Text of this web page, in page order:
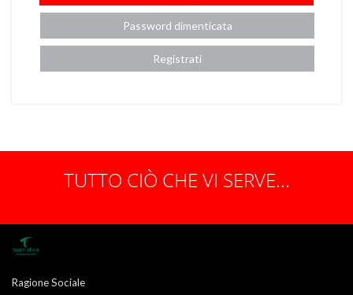
Password dimenticata
Registrati
TUTTO CIÒ CHE VI SERVE...
Ragione Sociale